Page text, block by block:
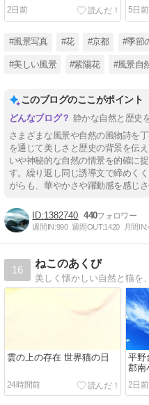
2日前 5日前
#風景写真 #花 #京都 #季節
#美しい風景 #紫陽花 #風景自
このブログのここがポイント
静かな自然と歴史
さまざまな風景や自然の風物詩を
を通じて美しさと歴史の背景を伝
いや神秘的な自然の情景を的確に
す。繰り返し同じ誘導文で締めく
がらも、華やかさや躍動感を感じ
1382740 440
週間IN:990 週間OUT:1420 月間IN:
16
ねこのあくび
雲の上の存在 世界猫の日
24時間前
平野
郡南
2日前